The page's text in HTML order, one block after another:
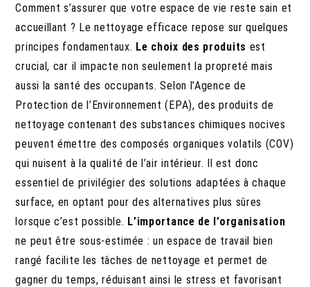
Comment s’assurer que votre espace de vie reste sain et
accueillant ? Le nettoyage efficace repose sur quelques
principes fondamentaux. Le choix des produits est
crucial, car il impacte non seulement la propreté mais
aussi la santé des occupants. Selon l’Agence de
Protection de l’Environnement (EPA), des produits de
nettoyage contenant des substances chimiques nocives
peuvent émettre des composés organiques volatils (COV)
qui nuisent à la qualité de l’air intérieur. Il est donc
essentiel de privilégier des solutions adaptées à chaque
surface, en optant pour des alternatives plus sûres
lorsque c’est possible. L’importance de l’organisation
ne peut être sous-estimée : un espace de travail bien
rangé facilite les tâches de nettoyage et permet de
gagner du temps, réduisant ainsi le stress et favorisant